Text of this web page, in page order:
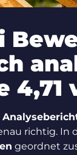
richtig. In
geordnet